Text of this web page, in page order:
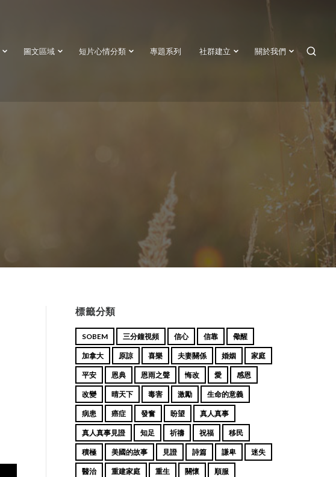
圖文區域 短片心情分類 專題系列 社群建立 關於我們
標籤分類
SOBEM 三分鐘視頻 信心 信靠 儆醒
加拿大 原諒 喜樂 夫妻關係 婚姻 家庭
平安 恩典 恩雨之聲 悔改 愛 感恩
改變 晴天下 毒害 激勵 生命的意義
病患 癌症 發奮 盼望 真人真事
真人真事見證 知足 祈禱 祝福 移民
積極 美國的故事 見證 詩篇 謙卑 迷失
醫治 重建家庭 重生 關懷 順服